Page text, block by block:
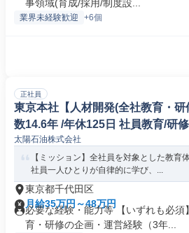
事領域(育成/採用/制度設...
業界未経験歓迎 +6個
正社員
東京本社【人材開発(全社教育・
数14.6年 /年休125日 社員教育/研
太陽石油株式会社
【ミッション】全社員を対象とした教育
社員一人ひとりが自律的に学び、...
東京都千代田区
月給35万円～48万円
必要な経験・能力等 【いずれも必須
育・研修の企画・運営経験（3年...